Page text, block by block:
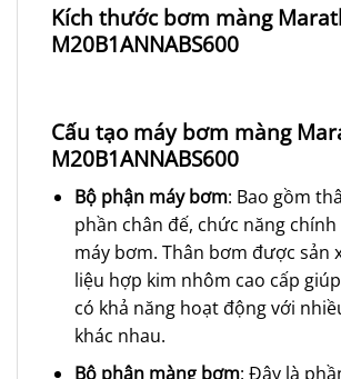
Kích thước bơm màng
M20B1ANNABS600
Cấu tạo máy bơm màng
M20B1ANNABS600
Bộ phận máy bơm: Bao gồm
phần chân đế, chức năng chính
máy bơm. Thân bơm được sản
liệu hợp kim nhôm cao cấp
có khả năng hoạt động với
khác nhau.
Bộ phận màng bơm: Đây là